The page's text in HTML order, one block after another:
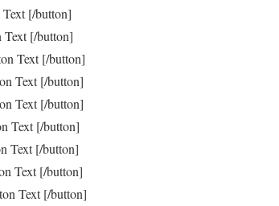
[/button]
Text [/button]
Text [/button]
Text [/button]
Text [/button]
Text [/button]
Text [/button]
Text [/button]
Text [/button]